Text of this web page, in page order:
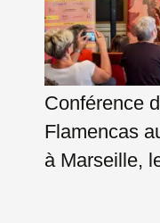
Conférence
Flamencas
à Marseille,